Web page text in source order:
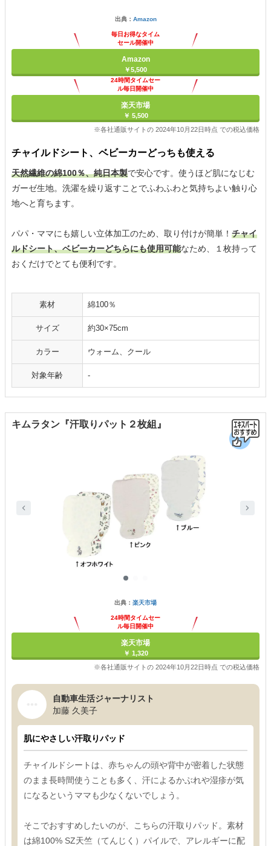
出典： Amazon
毎日お得なタイム
セール開催中
Amazon
￥5,500
24時間タイムセー
ル毎日開催中
楽天市場
￥ 5,500
※各社通販サイトの 2024年10月22日時点 での税込価格
チャイルドシート、ベビーカーどっちも使える
天然繊維の綿100％、純日本製で安心です。使うほど肌になじむ
ガーゼ生地。洗濯を繰り返すことでふわふわと気持ちよい触り心
地へと育ちます。
パパ・ママにも嬉しい立体加工のため、取り付けが簡単！ チャイ
ルドシート、ベビーカーどちらにも使用可能なため、１枚持って
おくだけでとても便利です。
素材 綿100％
サイズ 約30×75cm
カラー ウォーム、クール
対象年齢 -
キムラタン『汗取りパット２枚組』
出典： 楽天市場
24時間タイムセー
ル毎日開催中
楽天市場
￥ 1,320
※各社通販サイトの 2024年10月22日時点 での税込価格
自動車生活ジャーナリスト
加藤 久美子
肌にやさしい汗取りパッド
チャイルドシートは、赤ちゃんの頭や背中が密着した状態
のまま長時間使うことも多く、汗によるかぶれや湿疹が気
になるというママも少なくないでしょう。
そこでおすすめしたいのが、こちらの汗取りパッド。素材
は綿100% SZ天竺（てんじく）パイルで、アレルギーに配